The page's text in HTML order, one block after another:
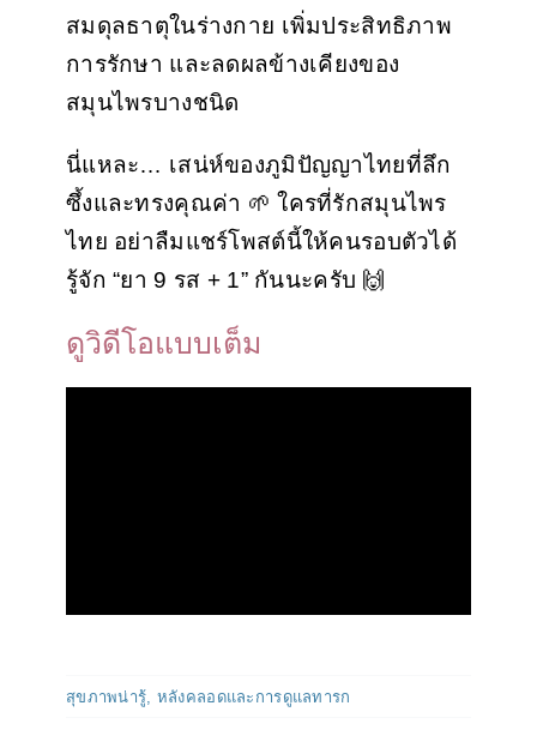
สมดุลธาตุในร่างกาย เพิ่มประสิทธิภาพ
การรักษา และลดผลข้างเคียงของ
สมุนไพรบางชนิด
นี่แหละ… เสน่ห์ของภูมิปัญญาไทยที่ลึก
ซึ้งและทรงคุณค่า 🌱 ใครที่รักสมุนไพร
ไทย อย่าลืมแชร์โพสต์นี้ให้คนรอบตัวได้
รู้จัก “ยา 9 รส + 1” กันนะครับ 🙌
ดูวิดีโอแบบเต็ม
สุขภาพน่ารู้ หลังคลอดและการดูแลทารก